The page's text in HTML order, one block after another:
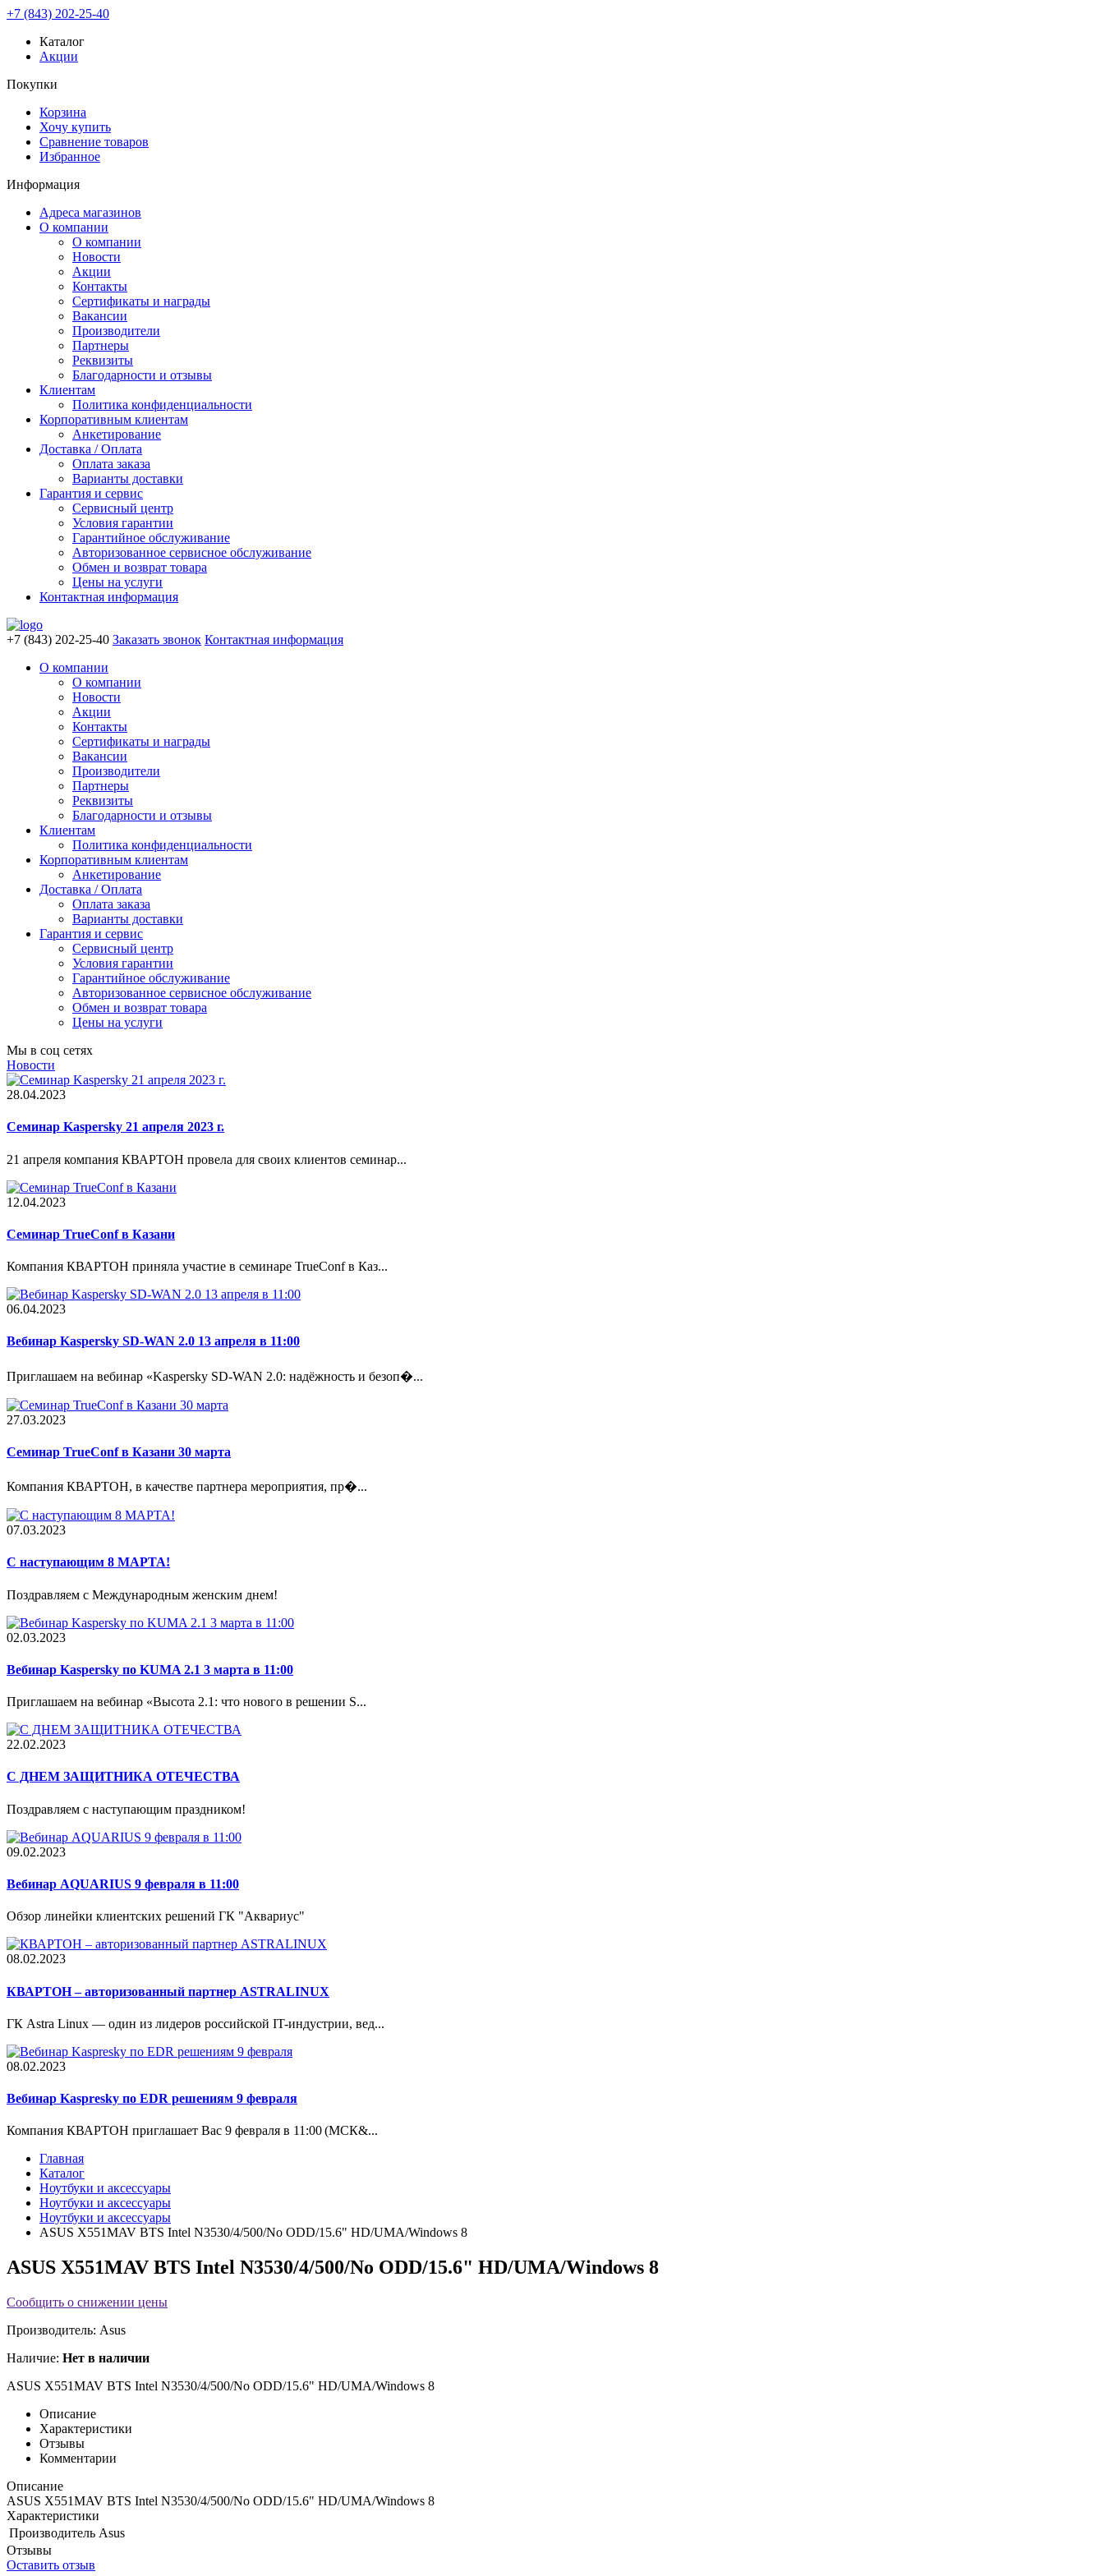
+7 (843) 202-25-40
Каталог
Акции
Покупки
Корзина
Хочу купить
Сравнение товаров
Избранное
Информация
Адреса магазинов
О компании
О компании
Новости
Акции
Контакты
Сертификаты и награды
Вакансии
Производители
Партнеры
Реквизиты
Благодарности и отзывы
Клиентам
Политика конфиденциальности
Корпоративным клиентам
Анкетирование
Доставка / Оплата
Оплата заказа
Варианты доставки
Гарантия и сервис
Сервисный центр
Условия гарантии
Гарантийное обслуживание
Авторизованное сервисное обслуживание
Обмен и возврат товара
Цены на услуги
Контактная информация
+7 (843) 202-25-40 Заказать звонок Контактная информация
О компании
О компании
Новости
Акции
Контакты
Сертификаты и награды
Вакансии
Производители
Партнеры
Реквизиты
Благодарности и отзывы
Клиентам
Политика конфиденциальности
Корпоративным клиентам
Анкетирование
Доставка / Оплата
Оплата заказа
Варианты доставки
Гарантия и сервис
Сервисный центр
Условия гарантии
Гарантийное обслуживание
Авторизованное сервисное обслуживание
Обмен и возврат товара
Цены на услуги
Мы в соц сетях
Новости
28.04.2023
Семинар Kaspersky 21 апреля 2023 г.
21 апреля компания КВАРТОН провела для своих клиентов семинар...
12.04.2023
Cеминар TrueConf в Казани
Компания КВАРТОН приняла участие в семинаре TrueConf в Каз...
06.04.2023
Вебинар Kaspersky SD-WAN 2.0 13 апреля в 11:00
Приглашаем на вебинар «Kaspersky SD-WAN 2.0: надёжность и безоп�...
27.03.2023
Семинар TrueConf в Казани 30 марта
Компания КВАРТОН, в качестве партнера мероприятия, пр�...
07.03.2023
С наступающим 8 МАРТА!
Поздравляем с Международным женским днем!
02.03.2023
Вебинар Kaspersky по KUMA 2.1 3 марта в 11:00
Приглашаем на вебинар «Высота 2.1: что нового в решении S...
22.02.2023
С ДНЕМ ЗАЩИТНИКА ОТЕЧЕСТВА
Поздравляем с наступающим праздником!
09.02.2023
Вебинар AQUARIUS 9 февраля в 11:00
Обзор линейки клиентских решений ГК "Аквариус"
08.02.2023
КВАРТОН – авторизованный партнер ASTRALINUX
ГК Astra Linux — один из лидеров российской IT-индустрии, вед...
08.02.2023
Вебинар Kaspresky по EDR решениям 9 февраля
Компания КВАРТОН приглашает Вас 9 февраля в 11:00 (МСК&...
Главная
Каталог
Ноутбуки и аксессуары
Ноутбуки и аксессуары
Ноутбуки и аксессуары
ASUS X551MAV BTS Intel N3530/4/500/No ODD/15.6" HD/UMA/Windows 8
ASUS X551MAV BTS Intel N3530/4/500/No ODD/15.6" HD/UMA/Windows 8
Сообщить о снижении цены
Производитель: Asus
Наличие: Нет в наличии
ASUS X551MAV BTS Intel N3530/4/500/No ODD/15.6" HD/UMA/Windows 8
Описание
Характеристики
Отзывы
Комментарии
Описание
ASUS X551MAV BTS Intel N3530/4/500/No ODD/15.6" HD/UMA/Windows 8
Характеристики
Производитель Asus
Отзывы
Оставить отзыв